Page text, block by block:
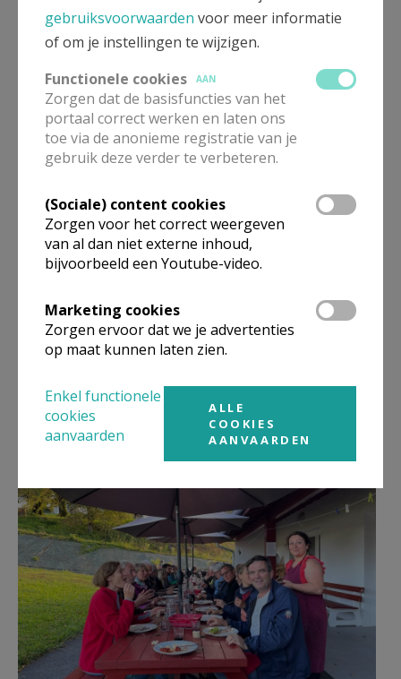
in de voeten gestapt, nu gaat het prima, ik word door de
medegezellen dan ook toepasselijk de Buffalo
genoemd. Het is zeer rustig op de Camino. Weinig
mensen, weinig verkeer, veel prachtige, gevarieerde
natuur. Pelgrims en ook de uitbaters van de gites en
B&B’s en kleine hotelletjes hebben één ding gemeen:
het zijn allemaal goede mensen. Dat doet ongelooflijk
deugd, elke dag opnieuw. Ik denk dat ik nog 850 km
moet afleggen. Ik heb er goede moed in.
arriveren we vaak op bestemming. Er wordt dan
gedoucht, voeten worden verzorgd, rond 18u30 aperitief
met de pelgrims, meestal pelgrimsmaaltijd (entree-
gaat iedereen naar bed.
Compostella 2.jpg
gebruiksvoorwaarden voor meer informatie
of om je instellingen te wijzigen.
Functionele cookies
AAN
Zorgen dat de basisfuncties van het
portaal correct werken en laten ons
toe via de anonieme registratie van je
gebruik deze verder te verbeteren.
(Sociale) content cookies
Zorgen voor het correct weergeven
van al dan niet externe inhoud,
bijvoorbeeld een Youtube-video.
Marketing cookies
Zorgen ervoor dat we je advertenties
op maat kunnen laten zien.
Enkel functionele
cookies
aanvaarden
ALLE
COOKIES
AANVAARDEN